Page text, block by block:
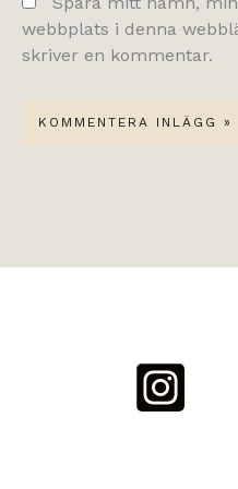
webbplats i denna
skriver en kommentar.